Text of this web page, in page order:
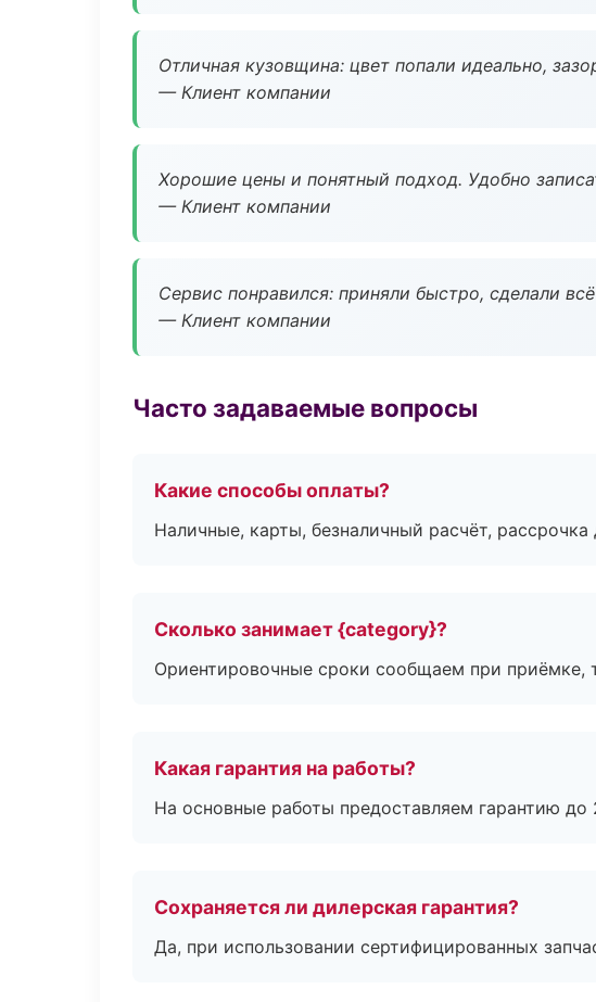
Отличная кузовщина: цвет попали идеально,
— Клиент компании
Хорошие цены и понятный подход. Удобно
— Клиент компании
Сервис понравился: приняли быстро, сделали
— Клиент компании
Часто задаваемые вопросы
Какие способы оплаты?
Наличные, карты, безналичный расчёт,
Сколько занимает {category}?
Ориентировочные сроки сообщаем при приёмке,
Какая гарантия на работы?
На основные работы предоставляем гарантию до
Сохраняется ли дилерская гарантия?
Да, при использовании сертифицированных